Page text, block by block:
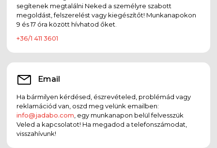
segítenek megtalálni Neked a személyre szabott
megoldást, felszerelést vagy kiegészítőt! Munkanapokon
9 és 17 óra között hívhatod őket.
+36/1 411 3601
Email
Ha bármilyen kérdésed, észrevételed, problémád vagy
reklamációd van, oszd meg velünk emailben:
info@jadabo.com , egy munkanapon belül felvesszük
Veled a kapcsolatot! Ha megadod a telefonszámodat,
visszahívunk!